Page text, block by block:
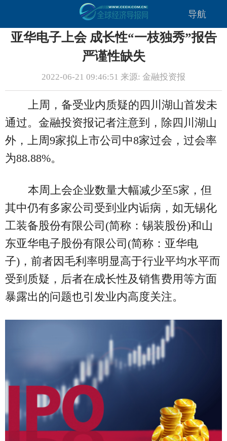
导航
亚华电子上会 成长性“一枝独秀”报告
严谨性缺失
2022-06-21 09:46:51 来源: 金融投资报
上周，备受业内质疑的四川湖山首发未
通过。金融投资报记者注意到，除四川湖山
外，上周9家拟上市公司中8家过会，过会率
为88.88%。
本周上会企业数量大幅减少至5家，但
其中仍有多家公司受到业内诟病，如无锡化
工装备股份有限公司(简称：锡装股份)和山
东亚华电子股份有限公司(简称：亚华电
子)，前者因毛利率明显高于行业平均水平而
受到质疑，后者在成长性及销售费用等方面
暴露出的问题也引发业内高度关注。